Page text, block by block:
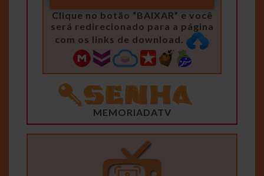
Clique no botão “BAIXAR” e você
será redirecionado para a página
com os links de download.
MEMORIADATV